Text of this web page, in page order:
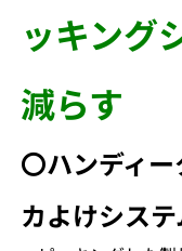
ッキング
減らす
〇ハンディ
カよけシス